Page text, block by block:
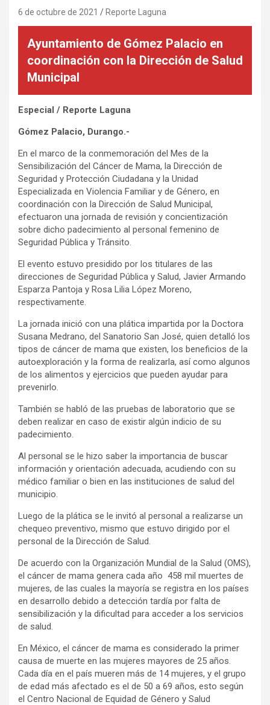
6 de octubre de 2021 Reporte Laguna
Ayuntamiento de Gómez Palacio en
coordinación con la Dirección de Salud
Municipal
Especial / Reporte Laguna
Gómez Palacio, Durango.-
En el marco de la conmemoración del Mes de la
Sensibilización del Cáncer de Mama, la Dirección de
Seguridad y Protección Ciudadana y la Unidad
Especializada en Violencia Familiar y de Género, en
coordinación con la Dirección de Salud Municipal,
efectuaron una jornada de revisión y concientización
sobre dicho padecimiento al personal femenino de
Seguridad Pública y Tránsito.
El evento estuvo presidido por los titulares de las
direcciones de Seguridad Pública y Salud, Javier Armando
Esparza Pantoja y Rosa Lilia López Moreno,
respectivamente.
La jornada inició con una plática impartida por la Doctora
Susana Medrano, del Sanatorio San José, quien detalló los
tipos de cáncer de mama que existen, los beneficios de la
autoexploración y la forma de realizarla, así como algunos
de los alimentos y ejercicios que pueden ayudar para
prevenirlo.
También se habló de las pruebas de laboratorio que se
deben realizar en caso de existir algún indicio de su
padecimiento.
Al personal se le hizo saber la importancia de buscar
información y orientación adecuada, acudiendo con su
médico familiar o bien en las instituciones de salud del
municipio.
Luego de la plática se le invitó al personal a realizarse un
chequeo preventivo, mismo que estuvo dirigido por el
personal de la Dirección de Salud.
De acuerdo con la Organización Mundial de la Salud (OMS),
el cáncer de mama genera cada año 458 mil muertes de
mujeres, de las cuales la mayoría se registra en los países
en desarrollo debido a detección tardía por falta de
sensibilización y la dificultad para acceder a los servicios
de salud.
En México, el cáncer de mama es considerado la primer
causa de muerte en las mujeres mayores de 25 años.
Cada día en el país mueren más de 14 mujeres, y el grupo
de edad más afectado es el de 50 a 69 años, esto según
el Centro Nacional de Equidad de Género y Salud